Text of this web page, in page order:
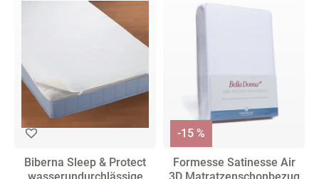
Biberna Sleep & Protect
Formesse Satinesse Air
-15 %